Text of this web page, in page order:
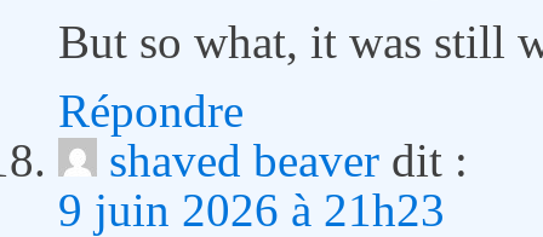
But so what, it was still
Répondre
shaved beaver dit :
9 juin 2026 à 21h23